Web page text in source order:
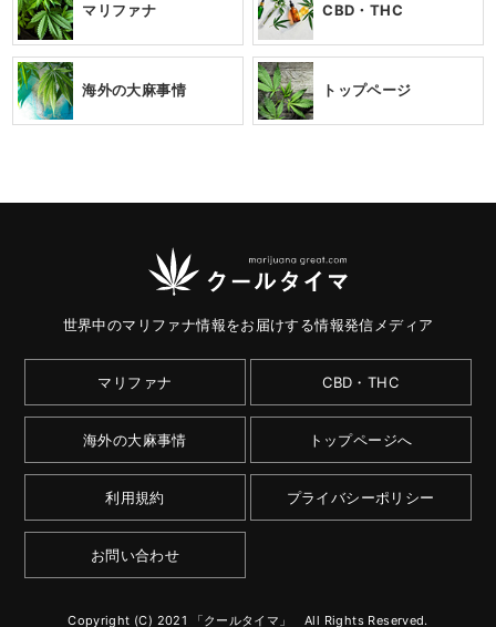
マリファナ CBD・THC
海外の大麻事情 トップページ
世界中のマリファナ情報をお届けする情報発信メディア
マリファナ CBD・THC
海外の大麻事情 トップページへ
利用規約 プライバシーポリシー
お問い合わせ
Copyright (C) 2021 「クールタイマ」 All Rights Reserved.